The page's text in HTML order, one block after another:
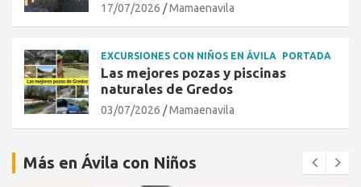
17/07/2026 Mamaenavila
EXCURSIONES CON NIÑOS EN ÁVILA PORTADA
Las mejores pozas y piscinas
naturales de Gredos
03/07/2026 Mamaenavila
Más en Ávila con Niños